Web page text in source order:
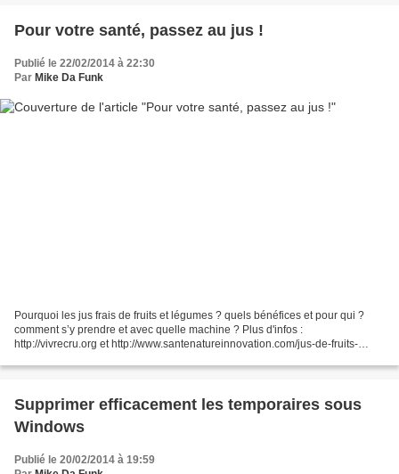
Pour votre santé, passez au jus !
Publié le 22/02/2014 à 22:30
Par Mike Da Funk
Pourquoi les jus frais de fruits et légumes ? quels bénéfices et pour qui ?
comment s’y prendre et avec quelle machine ? Plus d'infos :
http://vivrecru.org et http://www.santenatureinnovation.com/jus-de-fruits-
Supprimer efficacement les temporaires sous
Windows
Publié le 20/02/2014 à 19:59